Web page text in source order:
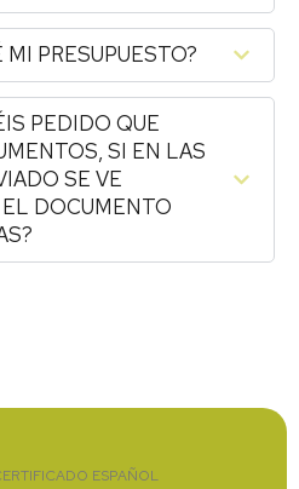
PRESUPUESTO?
PEDIDO QUE
SI EN LAS
SE VE
DOCUMENTO
ESPAÑOL